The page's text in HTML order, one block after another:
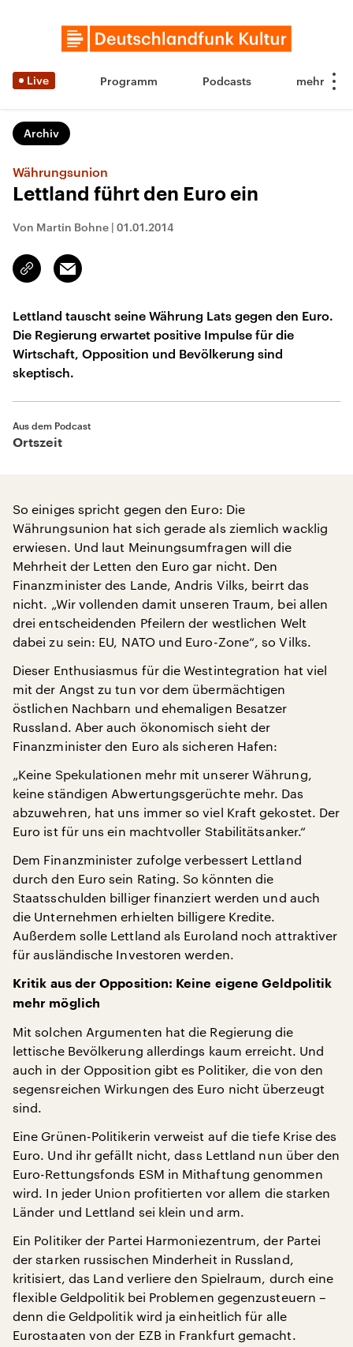
Live Programm Podcasts
Archiv
Währungsunion
Lettland führt den Euro ein
Von Martin Bohne | 01.01.2014
Link
kopieren/teilen
Email
Lettland tauscht seine Währung Lats gegen den Euro.
Die Regierung erwartet positive Impulse für die
Wirtschaft, Opposition und Bevölkerung sind
skeptisch.
Aus dem Podcast
Ortszeit
So einiges spricht gegen den Euro: Die
Währungsunion hat sich gerade als ziemlich wacklig
erwiesen. Und laut Meinungsumfragen will die
Mehrheit der Letten den Euro gar nicht. Den
Finanzminister des Lande, Andris Vilks, beirrt das
nicht. „Wir vollenden damit unseren Traum, bei allen
drei entscheidenden Pfeilern der westlichen Welt
dabei zu sein: EU, NATO und Euro-Zone“, so Vilks.
Dieser Enthusiasmus für die Westintegration hat viel
mit der Angst zu tun vor dem übermächtigen
östlichen Nachbarn und ehemaligen Besatzer
Russland. Aber auch ökonomisch sieht der
Finanzminister den Euro als sicheren Hafen:
„Keine Spekulationen mehr mit unserer Währung,
keine ständigen Abwertungsgerüchte mehr. Das
abzuwehren, hat uns immer so viel Kraft gekostet. Der
Euro ist für uns ein machtvoller Stabilitätsanker.“
Dem Finanzminister zufolge verbessert Lettland
durch den Euro sein Rating. So könnten die
Staatsschulden billiger finanziert werden und auch
die Unternehmen erhielten billigere Kredite.
Außerdem solle Lettland als Euroland noch attraktiver
für ausländische Investoren werden.
Kritik aus der Opposition: Keine eigene Geldpolitik
mehr möglich
Mit solchen Argumenten hat die Regierung die
lettische Bevölkerung allerdings kaum erreicht. Und
auch in der Opposition gibt es Politiker, die von den
segensreichen Wirkungen des Euro nicht überzeugt
sind.
Eine Grünen-Politikerin verweist auf die tiefe Krise des
Euro. Und ihr gefällt nicht, dass Lettland nun über den
Euro-Rettungsfonds ESM in Mithaftung genommen
wird. In jeder Union profitierten vor allem die starken
Länder und Lettland sei klein und arm.
Ein Politiker der Partei Harmoniezentrum, der Partei
der starken russischen Minderheit in Russland,
kritisiert, das Land verliere den Spielraum, durch eine
flexible Geldpolitik bei Problemen gegenzusteuern –
denn die Geldpolitik wird ja einheitlich für alle
Eurostaaten von der EZB in Frankfurt gemacht.